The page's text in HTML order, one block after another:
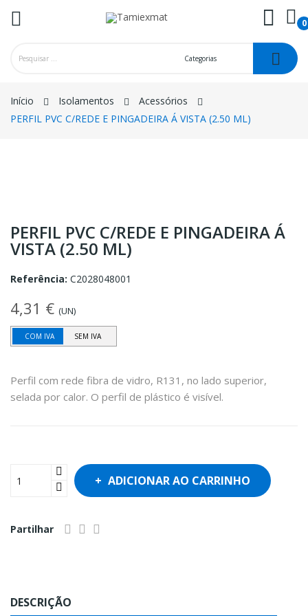
0
Início Isolamentos
Acessórios
PERFIL PVC C/REDE E PINGADEIRA Á VISTA (2.50 ML)
PERFIL PVC C/REDE E PINGADEIRA Á
VISTA (2.50 ML)
Referência: C2028048001
4,31 € (UN)
COM IVA SEM IVA
Perfil com rede fibra de vidro, R131, no lado superior,
selada por calor. O perfil de plástico é visível.
ADICIONAR AO CARRINHO
Partilhar
DESCRIÇÃO